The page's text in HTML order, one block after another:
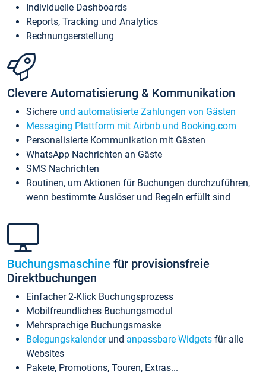
Individuelle Dashboards
Reports, Tracking und Analytics
Rechnungserstellung
Clevere Automatisierung & Kommunikation
Sichere und automatisierte Zahlungen von Gästen
Messaging Plattform mit Airbnb und Booking.com
Personalisierte Kommunikation mit Gästen
WhatsApp Nachrichten an Gäste
SMS Nachrichten
Routinen, um Aktionen für Buchungen durchzuführen,
wenn bestimmte Auslöser und Regeln erfüllt sind
Buchungsmaschine für provisionsfreie
Direktbuchungen
Einfacher 2-Klick Buchungsprozess
Mobilfreundliches Buchungsmodul
Mehrsprachige Buchungsmaske
Belegungskalenderund anpassbare Widgets für alle
Websites
Pakete, Promotions, Touren, Extras...